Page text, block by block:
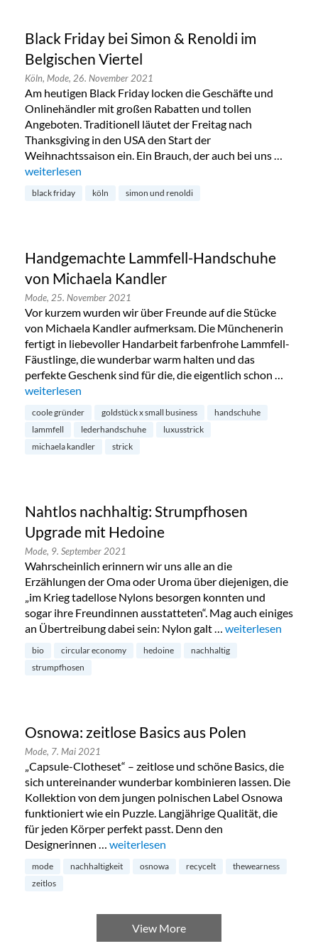
Black Friday bei Simon & Renoldi im
Belgischen Viertel
Köln, Mode, 26. November 2021
Am heutigen Black Friday locken die Geschäfte und
Onlinehändler mit großen Rabatten und tollen
Angeboten. Traditionell läutet der Freitag nach
Thanksgiving in den USA den Start der
Weihnachtssaison ein. Ein Brauch, der auch bei uns …
„Black Friday bei Simon & Renoldi im Belgischen Viertel“
weiterlesen
black friday köln simon und renoldi
Handgemachte Lammfell-Handschuhe
von Michaela Kandler
Mode, 25. November 2021
Vor kurzem wurden wir über Freunde auf die Stücke
von Michaela Kandler aufmerksam. Die Münchenerin
fertigt in liebevoller Handarbeit farbenfrohe Lammfell-
Fäustlinge, die wunderbar warm halten und das
perfekte Geschenk sind für die, die eigentlich schon …
„Handgemachte Lammfell-Handschuhe von Michaela
weiterlesen
coole gründer goldstück x small business
handschuhe
lammfell
lederhandschuhe
luxusstrick
michaela kandler
strick
Nahtlos nachhaltig: Strumpfhosen
Upgrade mit Hedoine
Mode, 9. September 2021
Wahrscheinlich erinnern wir uns alle an die
Erzählungen der Oma oder Uroma über diejenigen, die
„im Krieg tadellose Nylons besorgen konnten und
sogar ihre Freundinnen ausstatteten“. Mag auch einiges
an Übertreibung dabei sein: Nylon galt … „Nahtlos
weiterlesen
bio circular economy hedoine
nachhaltig
strumpfhosen
Osnowa: zeitlose Basics aus Polen
Mode, 7. Mai 2021
„Capsule-Clotheset“ – zeitlose und schöne Basics, die
sich untereinander wunderbar kombinieren lassen. Die
Kollektion von dem jungen polnischen Label Osnowa
funktioniert wie ein Puzzle. Langjährige Qualität, die
für jeden Körper perfekt passt. Denn den
Designerinnen … „Osnowa: zeitlose Basics aus Polen“
weiterlesen
mode nachhaltigkeit osnowa recycelt
thewearness
zeitlos
View More